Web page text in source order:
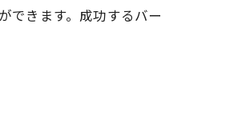
できます。成功するバー